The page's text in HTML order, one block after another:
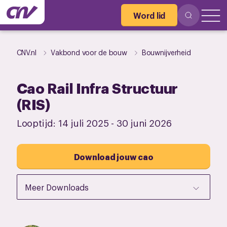
Word lid
CNV.nl Vakbond voor de bouw Bouwnijverheid
Cao Rail Infra Structuur
(RIS)
Looptijd: 14 juli 2025 - 30 juni 2026
Download jouw cao
Meer Downloads